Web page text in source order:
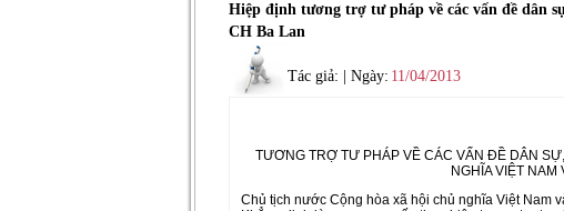
Hiệp định tương trợ tư pháp về các vấn đề dân
CH Ba Lan
Tác giả: | Ngày: 11/04/2013
TƯƠNG TRỢ TƯ PHÁP VỀ CÁC VẤN ĐỀ DÂN
NGHĨA VIỆT NAM
Chủ tịch nước Cộng hòa xã hội chủ nghĩa Việt Nam